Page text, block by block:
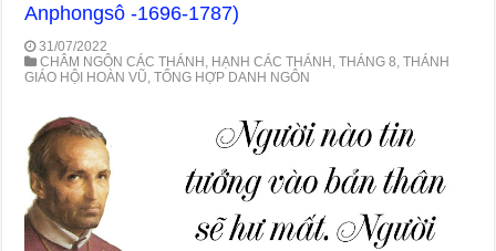
Anphongsô -1696-1787)
31/07/2022
CHÂM NGÔN CÁC THÁNH HẠNH CÁC THÁNH ,THÁNG 8 ,THÁNH
GIÁO HỘI HOÀN VŨ ,TỔNG HỢP DANH NGÔN